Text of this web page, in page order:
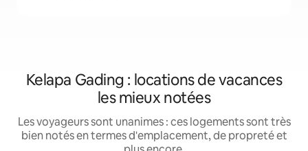
Kelapa Gading : locations de vacances
les mieux notées
Les voyageurs sont unanimes : ces logements sont très
bien notés en termes d'emplacement, de propreté et